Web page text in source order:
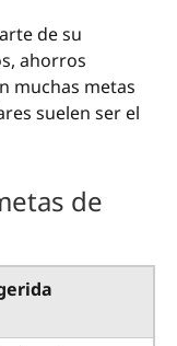
de su
ahorros
muchas metas
suelen ser el
de